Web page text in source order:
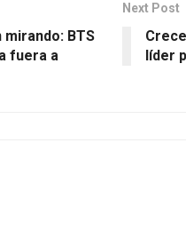
mirando: BTS
fuera a
Next Post
líder